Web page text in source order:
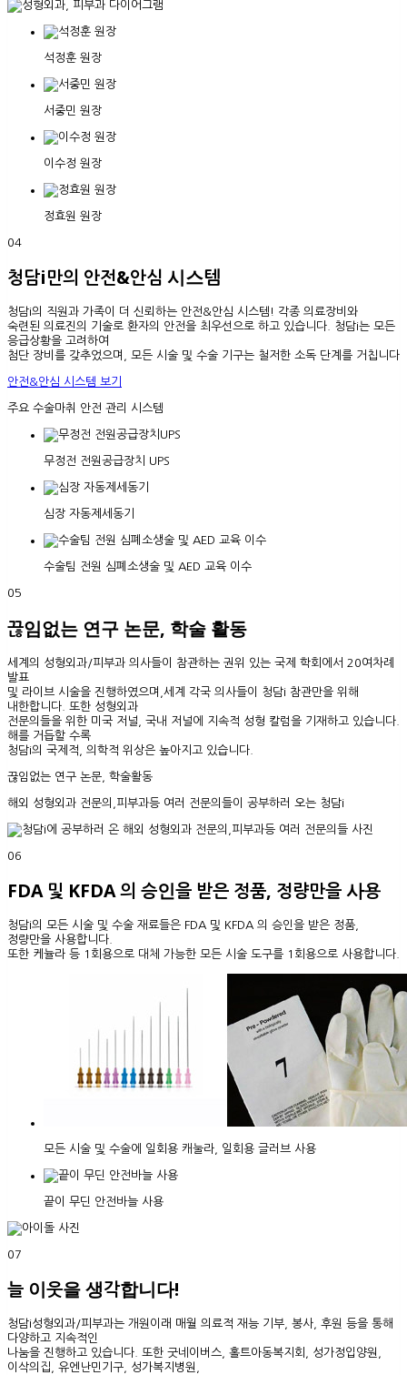
석정훈 원장
서중민 원장
이수정 원장
정효원 원장
04
청담i만의 안전&안심 시스템
청담i의 직원과 가족이 더 신뢰하는 안전&안심 시스템! 각종 의료장비와
숙련된 의료진의 기술로 환자의 안전을 최우선으로 하고 있습니다. 청담i는 모든
응급상황을 고려하여
첨단 장비를 갖추었으며, 모든 시술 및 수술 기구는 철저한 소독 단계를 거칩니다
안전&안심 시스템 보기
주요 수술마취 안전 관리 시스템
무정전 전원공급장치 UPS
심장 자동제세동기
수술팀 전원 심폐소생술 및 AED 교육 이수
05
끊임없는 연구 논문, 학술 활동
세계의 성형외과/피부과 의사들이 참관하는 권위 있는 국제 학회에서 20여차례
발표
및 라이브 시술을 진행하였으며,세계 각국 의사들이 청담i 참관만을 위해
내한합니다. 또한 성형외과
전문의들을 위한 미국 저널, 국내 저널에 지속적 성형 칼럼을 기재하고 있습니다.
해를 거듭할 수록
청담i의 국제적, 의학적 위상은 높아지고 있습니다.
끊임없는 연구 논문, 학술활동
해외 성형외과 전문의,피부과등 여러 전문의들이 공부하러 오는 청담i
06
FDA 및 KFDA 의 승인을 받은 정품, 정량만을 사용
청담i의 모든 시술 및 수술 재료들은 FDA 및 KFDA 의 승인을 받은 정품,
정량만을 사용합니다.
또한 케뉼라 등 1회용으로 대체 가능한 모든 시술 도구를 1회용으로 사용합니다.
모든 시술 및 수술에 일회용 캐눌라, 일회용 글러브 사용
끝이 무딘 안전바늘 사용
07
늘 이웃을 생각합니다!
청담i성형외과/피부과는 개원이래 매월 의료적 재능 기부, 봉사, 후원 등을 통해
다양하고 지속적인
나눔을 진행하고 있습니다. 또한 굿네이버스, 홀트아동복지회, 성가정입양원,
이삭의집, 유엔난민기구, 성가복지병원,